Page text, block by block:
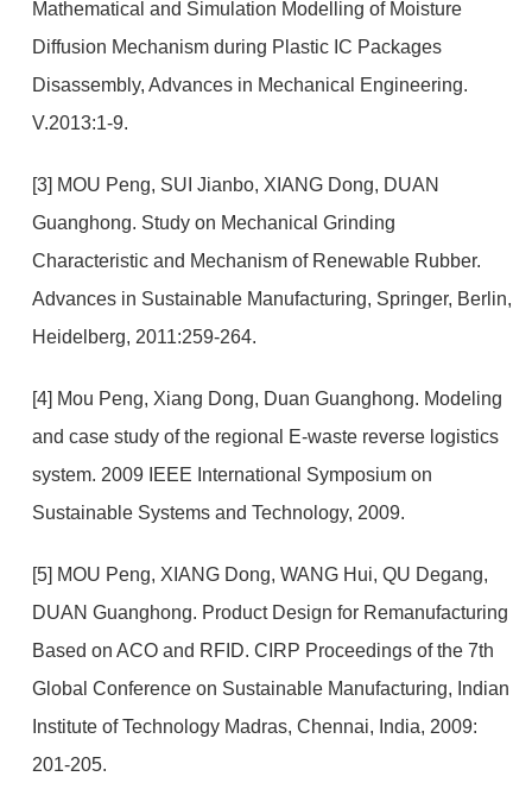
Mathematical and Simulation Modelling of Moisture
Diffusion Mechanism during Plastic IC Packages
Disassembly, Advances in Mechanical Engineering.
V.2013:1-9.
[3] MOU Peng, SUI Jianbo, XIANG Dong, DUAN
Guanghong. Study on Mechanical Grinding
Characteristic and Mechanism of Renewable Rubber.
Advances in Sustainable Manufacturing, Springer, Berlin,
Heidelberg, 2011:259-264.
[4] Mou Peng, Xiang Dong, Duan Guanghong. Modeling
and case study of the regional E-waste reverse logistics
system. 2009 IEEE International Symposium on
Sustainable Systems and Technology, 2009.
[5] MOU Peng, XIANG Dong, WANG Hui, QU Degang,
DUAN Guanghong. Product Design for Remanufacturing
Based on ACO and RFID. CIRP Proceedings of the 7th
Global Conference on Sustainable Manufacturing, Indian
Institute of Technology Madras, Chennai, India, 2009:
201-205.